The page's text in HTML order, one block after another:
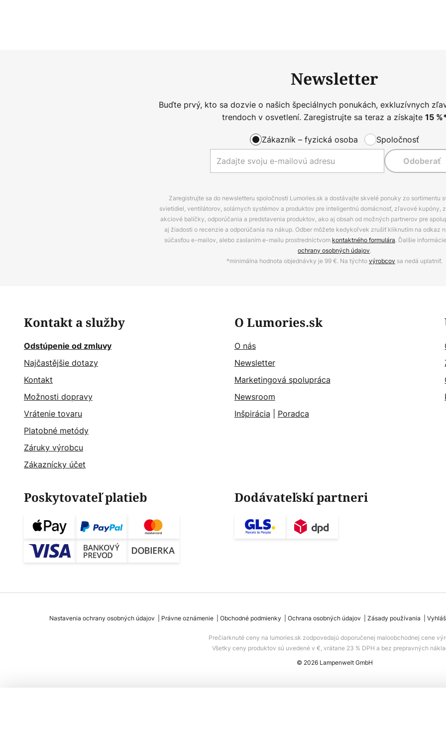
Newsletter
Buďte prvý, kto sa dozvie o našich špeciálnych ponukách, exkluzívnych
trendoch v osvetlení. Zaregistrujte sa teraz a získajte 15
Zákazník – fyzická osoba Spoločnosť
Odoberať
Zaregistrujte sa do newsletteru spoločnosti Lumories.sk a dostávajte skvelé ponuky zo sortimentu
svietidiel, ventilátorov, solárnych systémov a produktov pre inteligentnú domácnosť, zľavové kupóny,
akciové balíčky, odporúčania a predstavenia produktov, ako aj obsah od možných partnerov pre
aj žiadosti o recenzie a odporúčania na nákup. Odber môžete kedykoľvek zrušiť kliknutím na odkaz
súčasťou e-mailov, alebo zaslaním e-mailu prostredníctvom kontaktného formulára. Ďalšie
ochrany osobných údajov.
*minimálna hodnota objednávky je 99 €. Na týchtovýrobcov sa nedá uplatniť.
Kontakt a služby
Odstúpenie od zmluvy
Najčastějšie dotazy
Kontakt
Možnosti dopravy
Vrátenie tovaru
Platobné metódy
Záruky výrobcu
Zákaznícky účet
O Lumories.sk
O nás
Newsletter
Marketingová spolupráca
Newsroom
Inšpirácia
Poradca
Poskytovateľ platieb Dodávateľskí partneri
Nastavenia ochrany osobných údajov Právne oznámenie Obchodné podmienky Ochrana osobných údajov Zásady používania
Prečiarknuté ceny na lumories.sk zodpovedajú doporučenej maloobchodnej cene
Všetky ceny produktov sú uvedené v €, vrátane 23 % DPH a bez prepravných
© 2026 Lampenwelt GmbH